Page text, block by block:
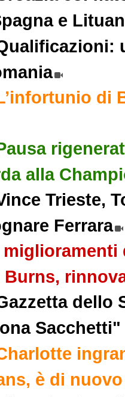
e
di
alla
Trieste,
Ferrara
miglioramenti
dello
Sacchetti"
è di